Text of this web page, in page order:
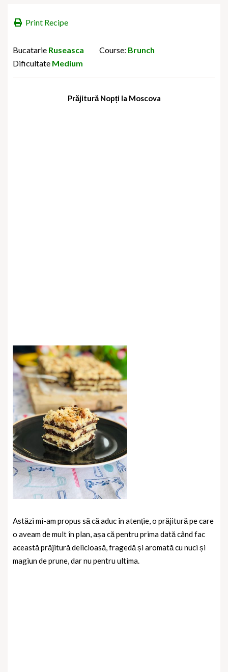
Print Recipe
Bucatarie Ruseasca Course: Brunch
Dificultate Medium
Prăjitură Nopți la Moscova
Astăzi mi-am propus să că aduc în atenție, o prăjitură pe care
o aveam de mult în plan, așa că pentru prima dată când fac
această prăjitură delicioasă, fragedă și aromată cu nuci și
magiun de prune, dar nu pentru ultima.